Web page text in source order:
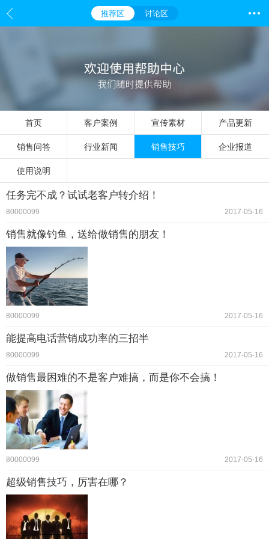
推荐区 讨论区
首页 客户案例 宣传素材 产品更新
销售问答 行业新闻 销售技巧 企业报道
使用说明
任务完不成？试试老客户转介绍！
80000099 2017-05-16
销售就像钓鱼，送给做销售的朋友！
80000099 2017-05-16
能提高电话营销成功率的三招半
80000099 2017-05-16
做销售最困难的不是客户难搞，而是你不会搞！
80000099 2017-05-16
超级销售技巧，厉害在哪？